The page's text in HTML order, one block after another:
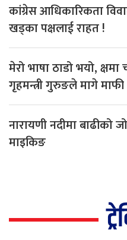
कांग्रेस आधिकारिकता
खड्का पक्षलाई राहत !
मेरो भाषा ठाडो भयो, क्षमा
गृहमन्त्री गुरुङले मागे माफी
नारायणी नदीमा बाढीको
माइकिङ